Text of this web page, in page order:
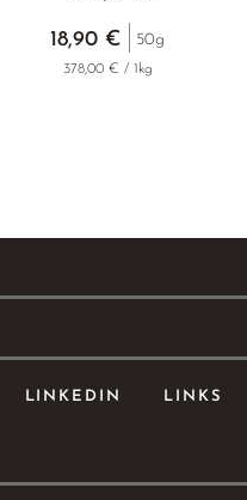
18,90 € 50g
378,00 € / 1kg
LINKEDIN LINKS